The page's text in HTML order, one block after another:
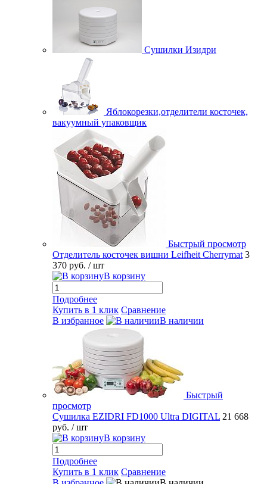
Сушилки Изидри
Яблокорезки,отделители косточек,
вакуумный упаковщик
Быстрый просмотр
Отделитель косточек вишни Leifheit Cherrymat 3
370 руб. / шт
В корзину
Подробнее
Купить в 1 клик Сравнение
В избранное
В наличии
Быстрый
просмотр
Сушилка EZIDRI FD1000 Ultra DIGITAL 21 668
руб. / шт
В корзину
Подробнее
Купить в 1 клик Сравнение